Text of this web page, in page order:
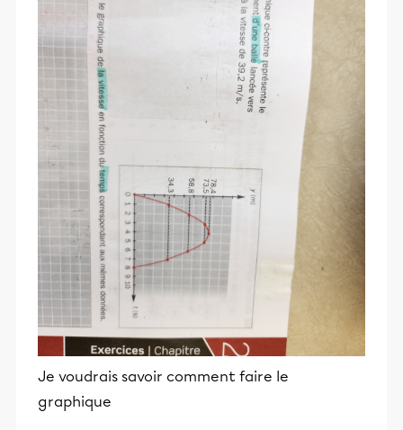
Je voudrais savoir comment faire le
graphique